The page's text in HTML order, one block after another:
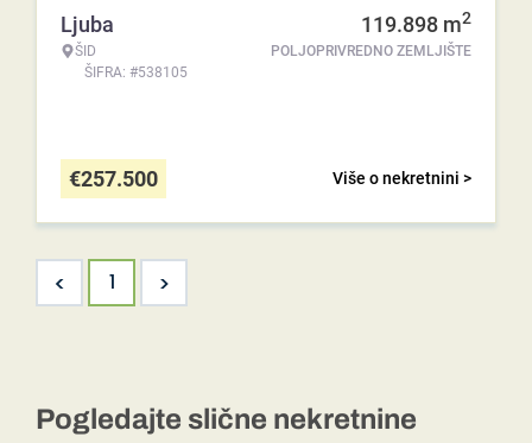
Ljuba
ŠID
ŠIFRA: #538105
119.898 m2
POLJOPRIVREDNO ZEMLJIŠTE
Više o nekretnini >
€257.500
< 1 >
Pogledajte slične nekretnine